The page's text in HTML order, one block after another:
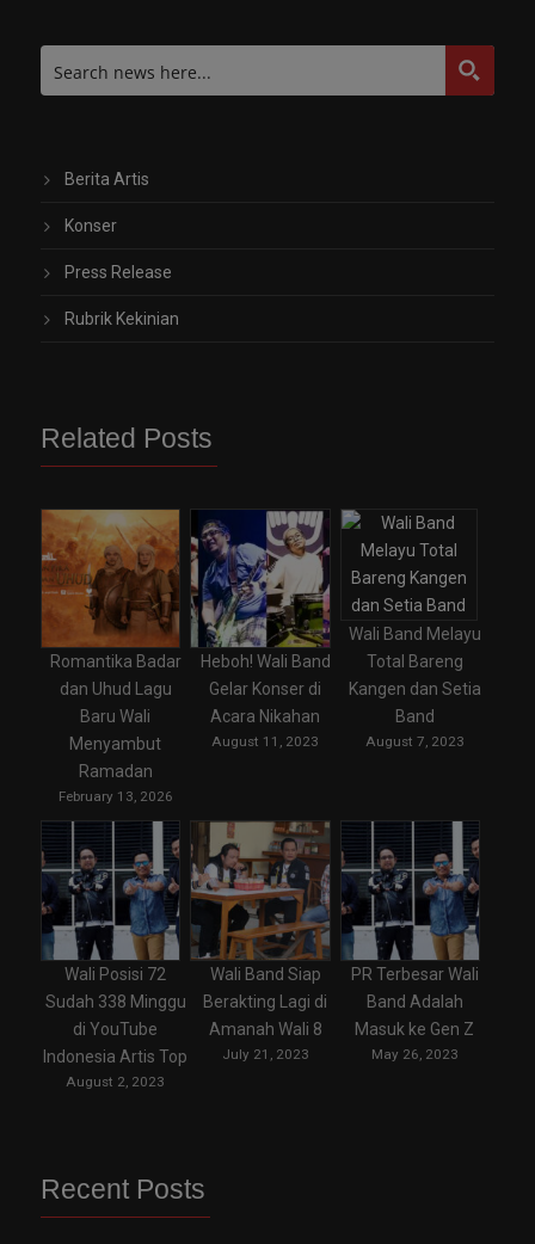
Berita Artis
Konser
Press Release
Rubrik Kekinian
Related Posts
Romantika Badar
dan Uhud Lagu
Baru Wali
Menyambut
Ramadan
February 13, 2026
Heboh! Wali Band
Gelar Konser di
Acara Nikahan
August 11, 2023
Wali Band Melayu
Total Bareng
Kangen dan Setia
Band
August 7, 2023
Wali Posisi 72
Sudah 338 Minggu
di YouTube
Indonesia Artis Top
August 2, 2023
Wali Band Siap
Berakting Lagi di
Amanah Wali 8
July 21, 2023
PR Terbesar Wali
Band Adalah
Masuk ke Gen Z
May 26, 2023
Recent Posts